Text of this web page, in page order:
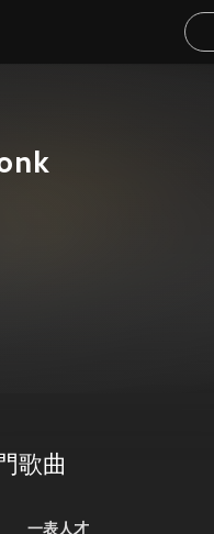
歌曲
一表人才